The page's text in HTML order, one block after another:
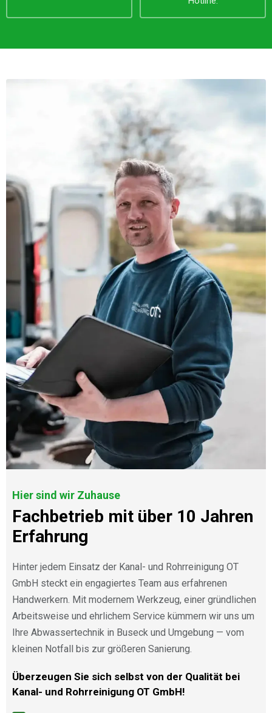
Hier sind wir Zuhause
Fachbetrieb mit über 10 Jahren
Erfahrung
Hinter jedem Einsatz der Kanal- und Rohrreinigung OT
GmbH steckt ein engagiertes Team aus erfahrenen
Handwerkern. Mit modernem Werkzeug, einer gründlichen
Arbeitsweise und ehrlichem Service kümmern wir uns um
Ihre Abwassertechnik in Buseck und Umgebung — vom
kleinen Notfall bis zur größeren Sanierung.
Überzeugen Sie sich selbst von der Qualität bei
Kanal- und Rohrreinigung OT GmbH!